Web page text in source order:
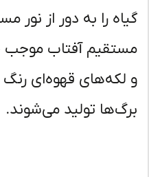
را به دور از نور
آفتاب موجب
قهوه‌ای رنگ در
تولید می‌شوند.